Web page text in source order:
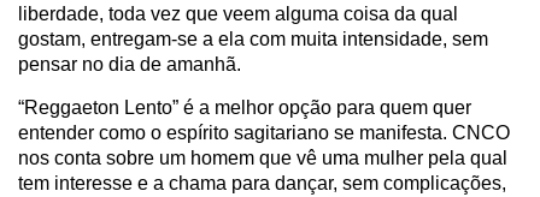
liberdade, toda vez que veem alguma coisa da qual
gostam, entregam-se a ela com muita intensidade, sem
pensar no dia de amanhã.
“Reggaeton Lento” é a melhor opção para quem quer
entender como o espírito sagitariano se manifesta. CNCO
nos conta sobre um homem que vê uma mulher pela qual
tem interesse e a chama para dançar, sem complicações,